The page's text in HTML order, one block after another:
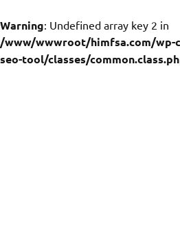
Warning: Undefined array key 2 in
/www/wwwroot/himfsa.com/wp-
seo-tool/classes/